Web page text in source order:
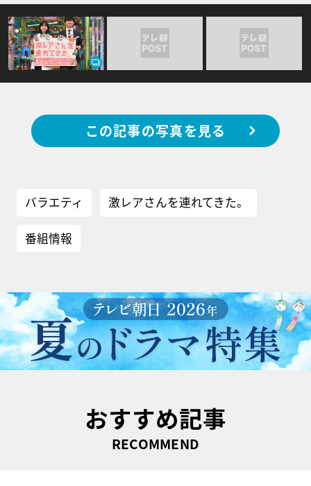
この記事の写真を見る
バラエティ 激レアさんを連れてきた。
番組情報
おすすめ記事
RECOMMEND